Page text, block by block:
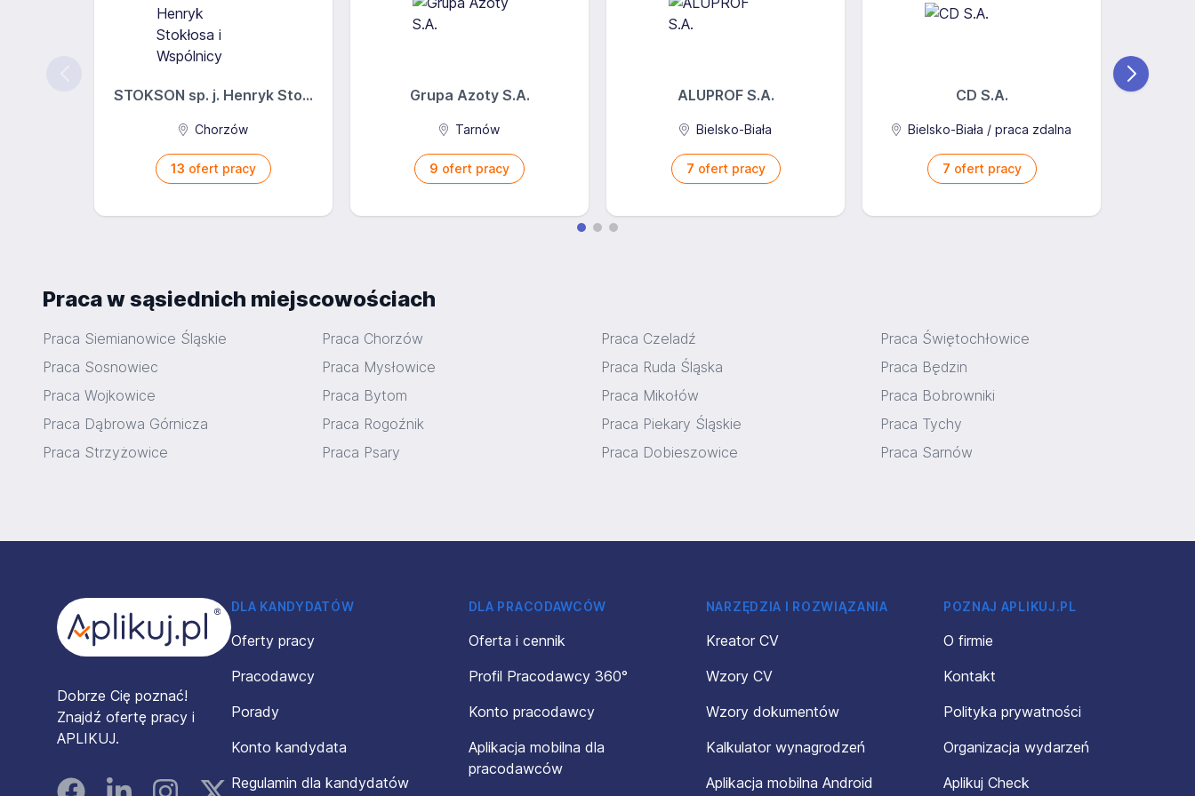
STOKSON sp. j. Henryk Sto...
Chorzów
13 ofert pracy
Grupa Azoty S.A.
Tarnów
9 ofert pracy
ALUPROF S.A.
Bielsko-Biała
7 ofert pracy
CD S.A.
Bielsko-Biała / praca zdalna
7 ofert pracy
Praca w sąsiednich miejscowościach
Praca Siemianowice Śląskie Praca Chorzów Praca Czeladź
Praca Świętochłowice
Praca Sosnowiec
Praca Mysłowice Praca Ruda Śląska
Praca Będzin
Praca Wojkowice
Praca Bytom Praca Mikołów
Praca Bobrowniki
Praca Dąbrowa Górnicza
Praca Rogoźnik Praca Piekary Śląskie
Praca Tychy
Praca Strzyżowice
Praca Psary Praca Dobieszowice Praca Sarnów
Dobrze Cię poznać!
Znajdź ofertę pracy i
APLIKUJ.
FacebookLinked InInstagramInstagram
DLA KANDYDATÓW
Oferty pracy
Pracodawcy
Porady
Konto kandydata
Regulamin dla kandydatów
DLA PRACODAWCÓW
Oferta i cennik
Profil Pracodawcy 360°
Konto pracodawcy
Aplikacja mobilna dla
pracodawców
NARZĘDZIA I ROZWIĄZANIA
Kreator CV
Wzory CV
Wzory dokumentów
Kalkulator wynagrodzeń
Aplikacja mobilna Android
POZNAJ APLIKUJ.PL
O firmie
Kontakt
Polityka prywatności
Organizacja wydarzeń
Aplikuj Check